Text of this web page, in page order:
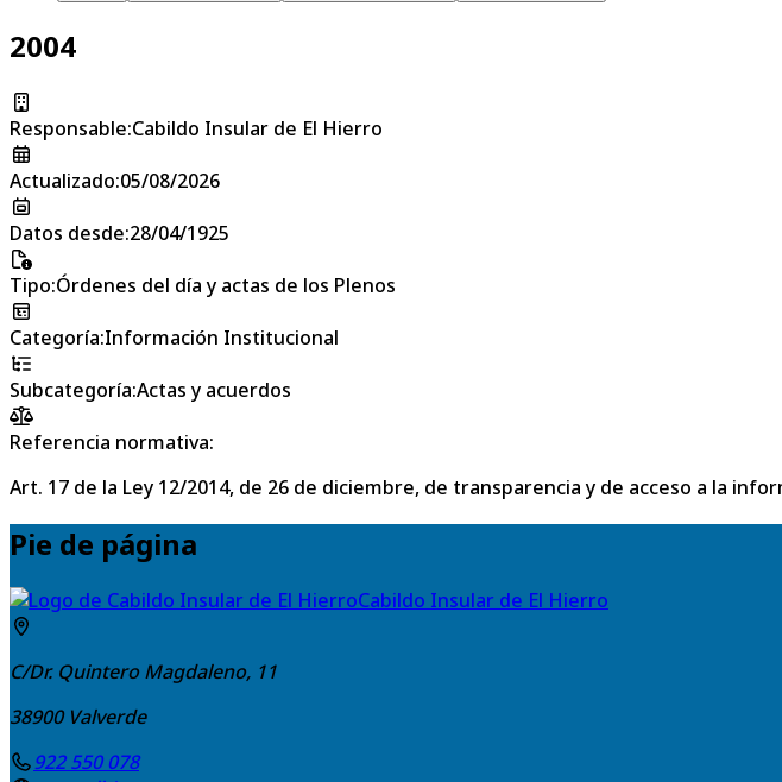
2004
Responsable:Cabildo Insular de El Hierro
Actualizado:05/08/2026
Datos desde:28/04/1925
Tipo:Órdenes del día y actas de los Plenos
Categoría:Información Institucional
Subcategoría:Actas y acuerdos
Referencia normativa:
Art. 17 de la Ley 12/2014, de 26 de diciembre, de transparencia y de acceso a la
Pie de página
Cabildo Insular de El Hierro
C/Dr. Quintero Magdaleno, 11
38900 Valverde
922 550 078